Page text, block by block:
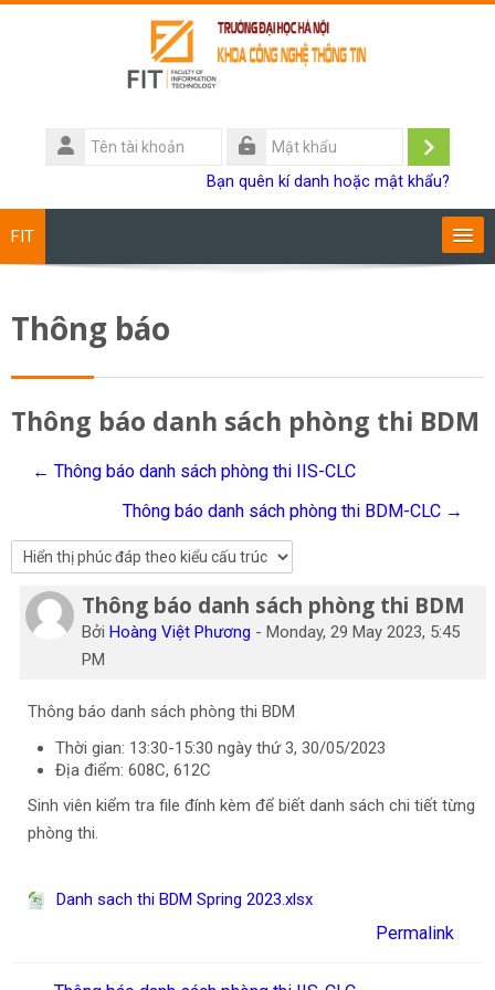
Tên
tài
Đăng
Bạn quên kí danh hoặc mật khẩu?
FIT
Giảng viên
Sinh viên
Research
Tìm
khoá
học
Thông báo
Thông báo danh sách phòng thi BDM
← Thông báo danh sách phòng thi IIS-CLC
Thông báo danh sách phòng thi BDM-CLC →
Thông báo danh sách phòng thi BDM
BởiHoàng Việt Phương -Monday, 29 May 2023, 5:45
PM
Số lượng các câu trả lời: 0
Thông báo danh sách phòng thi BDM
Thời gian: 13:30-15:30 ngày thứ 3, 30/05/2023
Địa điểm: 608C, 612C
Sinh viên kiểm tra file đính kèm để biết danh sách chi tiết từng
phòng thi.
Danh sach thi BDM Spring 2023.xlsx
Permalink